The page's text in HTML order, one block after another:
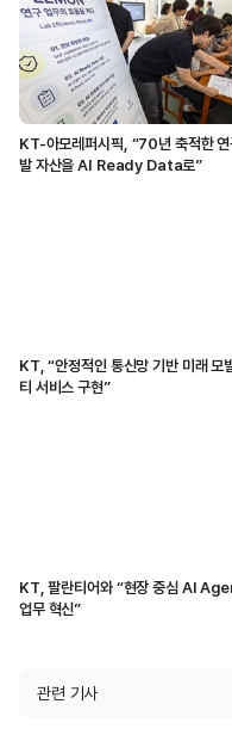
KT-아모레퍼시픽, “70년 축적한 연
발 자산을 AI Ready Data로”
KT, “안정적인 통신망 기반 미래 모
티 서비스 구현”
KT, 팔란티어와 “현장 중심 AI
업무 혁신”
관련 기사